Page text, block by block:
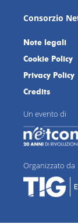
Consorzio
Note legali
Cookie Policy
Privacy Policy
Credits
Un evento di
Organizzato da